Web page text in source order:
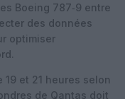
Boeing 787‑9 entre
des données
optimiser
et 21 heures selon
de Qantas doit